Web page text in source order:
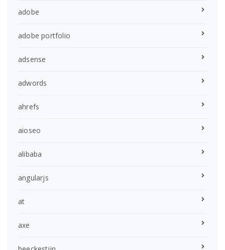
adobe
adobe portfolio
adsense
adwords
ahrefs
aioseo
alibaba
angularjs
at
axe